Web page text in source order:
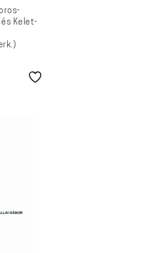
Kelet-